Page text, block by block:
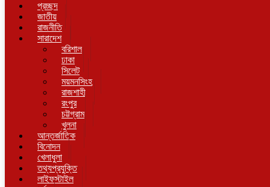
প্রচ্ছদ
জাতীয়
রাজনীতি
সারাদেশ
বরিশাল
ঢাকা
সিলেট
ময়মনসিংহ
রাজশাহী
রংপুর
চট্টগ্রাম
খুলনা
আন্তর্জাতিক
বিনোদন
খেলাধুলা
তথ্যপ্রযুক্তি
লাইফস্টাইল